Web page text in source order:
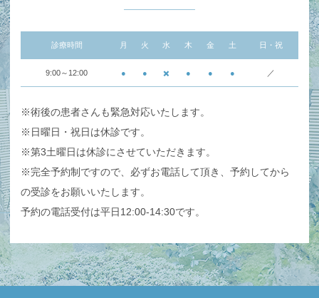
診療時間 月 火 水 木 金 土 日・祝
9:00～12:00 ● ● ✖️ ● ● ● ／
※術後の患者さんも緊急対応いたします。
※日曜日・祝日は休診です。
※第3土曜日は休診にさせていただきます。
※完全予約制ですので、必ずお電話して頂き、予約してから
の受診をお願いいたします。
予約の電話受付は平日12:00-14:30です。